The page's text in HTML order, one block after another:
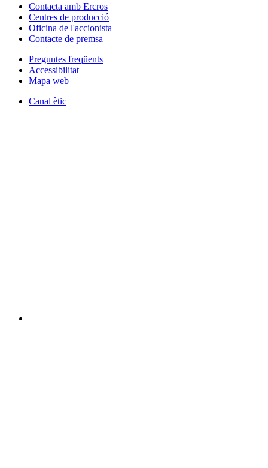
Contacta amb Ercros
Centres de producció
Oficina de l'accionista
Contacte de premsa
Preguntes freqüents
Accessibilitat
Mapa web
Canal ètic